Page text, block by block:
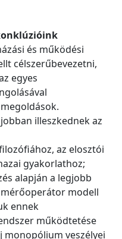
és működési
célszerűbevezetni,
egyes
illeszkednek az
az elosztói
gyakorlathoz;
alapján a legjobb
modell
ennek
működtetése
veszélyei